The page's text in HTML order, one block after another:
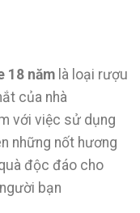
18 năm là loại rượu
của nhà
với việc sử dụng
những nốt hương
độc đáo cho
bạn